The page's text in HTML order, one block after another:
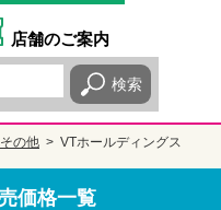
店舗のご案内
検索
の他 VTホールディングス
価格一覧